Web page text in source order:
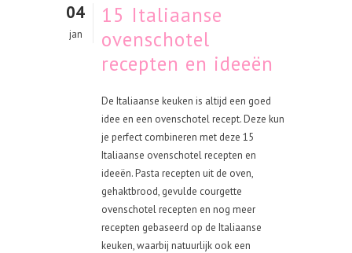
04
jan
15 Italiaanse
ovenschotel
recepten en ideeën
De Italiaanse keuken is altijd een goed
idee en een ovenschotel recept. Deze kun
je perfect combineren met deze 15
Italiaanse ovenschotel recepten en
ideeën. Pasta recepten uit de oven,
gehaktbrood, gevulde courgette
ovenschotel recepten en nog meer
recepten gebaseerd op de Italiaanse
keuken, waarbij natuurlijk ook een